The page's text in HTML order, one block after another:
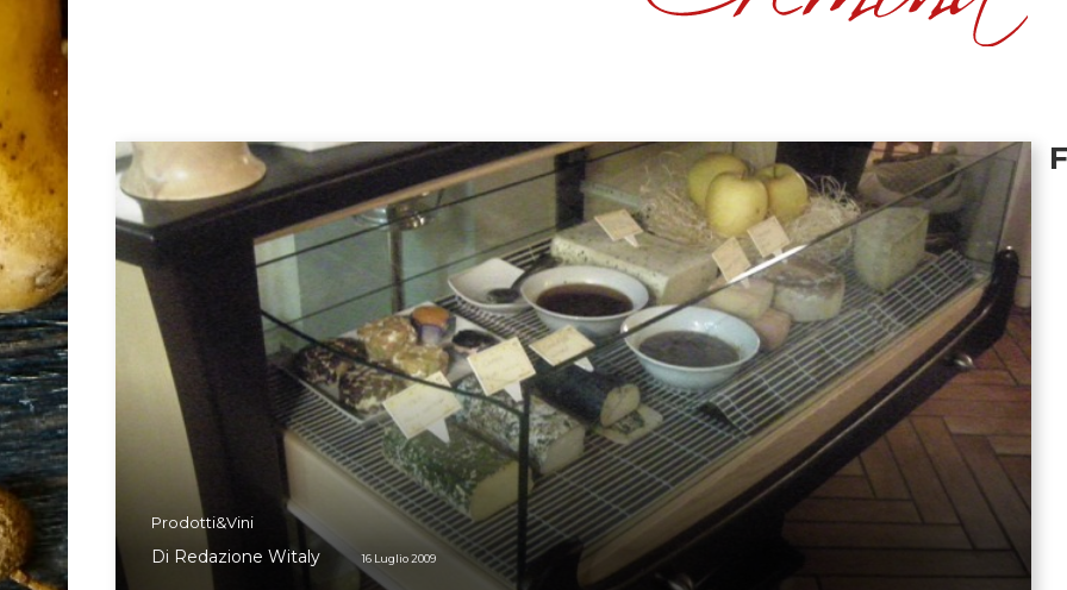
Prodotti&Vini
Di Redazione Witaly 16 Luglio 2009
i formaggi di Bracali (uno dei tre livelli)